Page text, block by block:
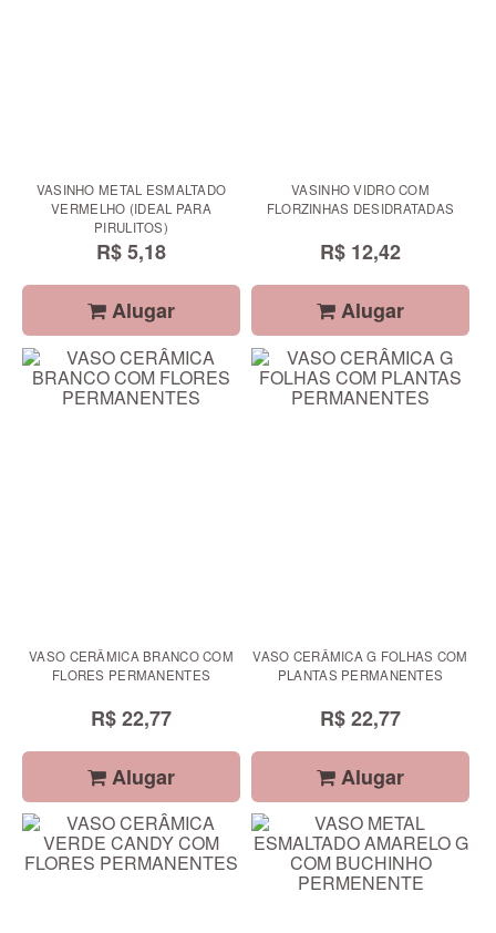
VASINHO METAL ESMALTADO
VERMELHO (IDEAL PARA
PIRULITOS)
R$ 5,18
Alugar
VASINHO VIDRO COM
FLORZINHAS DESIDRATADAS
R$ 12,42
Alugar
VASO CERÂMICA BRANCO COM
FLORES PERMANENTES
R$ 22,77
Alugar
VASO CERÂMICA G FOLHAS COM
PLANTAS PERMANENTES
R$ 22,77
Alugar